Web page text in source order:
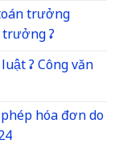
trưởng
?
? Công văn
hóa đơn do